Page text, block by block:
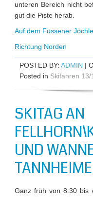
unteren Bereich nicht
gut die Piste herab.
Auf dem Füssener
Richtung Norden
POSTED BY: ADMIN |
Posted in Skifahren 13/
SKITAG AN
UND
Ganz früh von 8:30 bis